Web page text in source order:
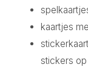
kaartjes
stickers